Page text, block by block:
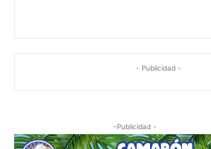
- Publicidad -
-Publicidad -